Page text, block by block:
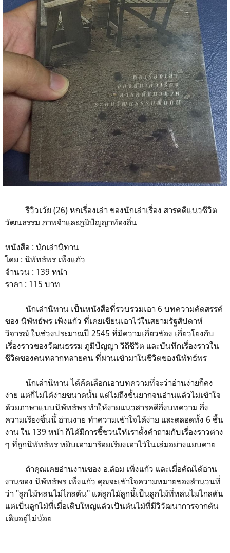
รีวิวเว้ย (26) หกเรื่องเล่า ของนักเล่าเรื่อง สารคดีแนวชีวิต
วัฒนธรรม ภาพจำและภูมิปัญญาท้องถิ่น
หนังสือ : นักเล่านิทาน
โดย : นิพัทธ์พร เพ็งแก้ว
จำนวน : 139 หน้า
ราคา : 115 บาท
นักเล่านิทาน เป็นหนังสือที่รวบรวมเอา 6 บทความคัดสรรค์
ของ นิพัทธ์พร เพ็งแก้ว ที่เคยเขียนเอาไว้ในสยามรัฐสัปดาห์
วิจารณ์ ในช่วงประมาณปี 2545 ที่มีความเกี่ยวข้อง เกี่ยวโยงกับ
เรื่องราวของวัฒนธรรม ภูมิปัญญา วิถีชีวิต และบันทึกเรื่องราวใน
ชีวิตของคนหลากหลายคน ที่ผ่านเข้ามาในชีวิตของนิพัทธ์พร
นักเล่านิทาน ได้คัดเลือกเอาบทความที่จะว่าอ่านง่ายก็คง
ง่าย แต่ก็ไม่ได้ง่ายขนาดนั้น แต่ไม่ถึงขั้นยากจนอ่านแล้วไม่เข้าใจ
ด้วยภาษาแบบนิพัทธ์พร ทำให้งายแนวสารคดีกึ่งบทความ กึ่ง
ความเรียงชิ้นนี้ อ่านงาย ทำความเข้าใจได้ง่าย และตลอดทั้ง 6 ชิ้น
งาน ใน 139 หน้า ก็ได้มีการชี้ชวนให้เราตั้งคำถามกับเรื่องราวต่าง
ๆ ที่ถูกนิพัทธ์พร หยิบเอามาร้อยเรียงเอาไว้ในเล่มอย่างแยบคาย
ถ้าคุณเคยอ่านงานของ อ.ล้อม เพ็งแก้ว และเมื่อคัณได้อ่าน
งานของ นิพัทธ์พร เพ็งแก้ว คุณจะเข้าใจความหมายของสำนวนที่
ว่า "ลูกไม้หลนไม่ไกลต้น" แต่ลูกไม้ลูกนี้เป็นลูกไม้ที่หล่นไม่ไกลต้น
แต่เป็นลูกไม้ที่เมื่อเติบใหญ่แล้วเป็นต้นไม้ที่มีวิวัฒนาการจากต้น
เดิมอยู่ไม่น้อย